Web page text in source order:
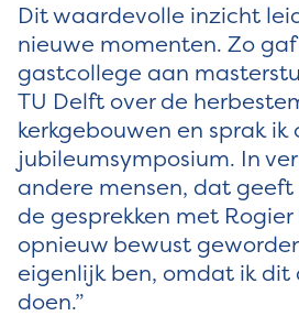
Dit waardevolle inzicht
nieuwe momenten. Zo gaf
gastcollege aan
TU Delft over de
kerkgebouwen en sprak ik
jubileumsymposium. In
andere mensen, dat geeft
de gesprekken met Rogier
opnieuw bewust
eigenlijk ben, omdat ik
doen.”